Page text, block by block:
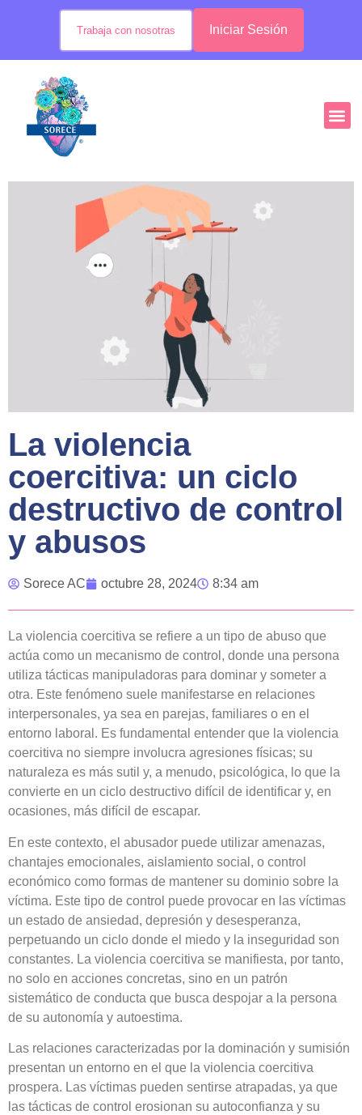
Trabaja con nosotras Iniciar Sesión
La violencia
coercitiva: un ciclo
destructivo de control
y abusos
Sorece AC octubre 28, 2024 8:34 am
La violencia coercitiva se refiere a un tipo de abuso que
actúa como un mecanismo de control, donde una persona
utiliza tácticas manipuladoras para dominar y someter a
otra. Este fenómeno suele manifestarse en relaciones
interpersonales, ya sea en parejas, familiares o en el
entorno laboral. Es fundamental entender que la violencia
coercitiva no siempre involucra agresiones físicas; su
naturaleza es más sutil y, a menudo, psicológica, lo que la
convierte en un ciclo destructivo difícil de identificar y, en
ocasiones, más difícil de escapar.
En este contexto, el abusador puede utilizar amenazas,
chantajes emocionales, aislamiento social, o control
económico como formas de mantener su dominio sobre la
víctima. Este tipo de control puede provocar en las víctimas
un estado de ansiedad, depresión y desesperanza,
perpetuando un ciclo donde el miedo y la inseguridad son
constantes. La violencia coercitiva se manifiesta, por tanto,
no solo en acciones concretas, sino en un patrón
sistemático de conducta que busca despojar a la persona
de su autonomía y autoestima.
Las relaciones caracterizadas por la dominación y sumisión
presentan un entorno en el que la violencia coercitiva
prospera. Las víctimas pueden sentirse atrapadas, ya que
las tácticas de control erosionan su autoconfianza y su